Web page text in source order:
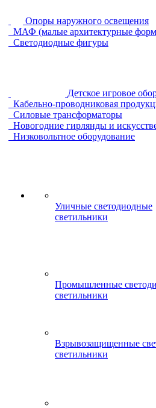
Опоры наружного освещения
МАФ (малые архитектурные
Светодиодные фигуры
Детское игровое
Кабельно-проводниковая
Силовые трансформаторы
Новогодние гирлянды и
Низковольтное оборудование
Уличные светодиодные
светильники
Промышленные
светильники
Взрывозащищенные
светильники